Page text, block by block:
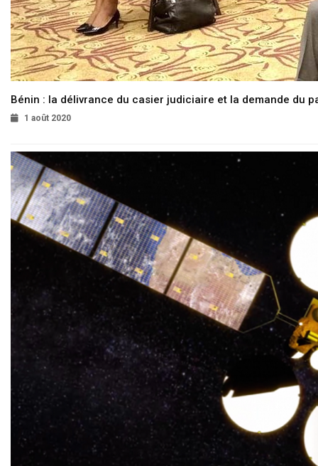
Bénin : la délivrance du casier judiciaire et la demande du
1 août 2020